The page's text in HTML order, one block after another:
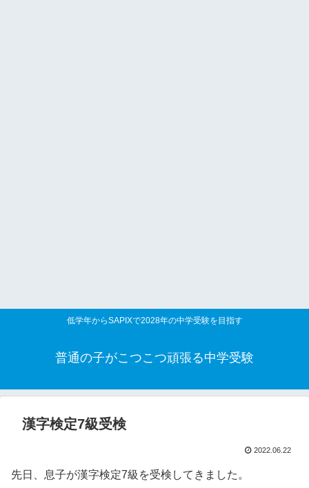
低学年からSAPIXで2028年の中学受験を目指す
普通の子がこつこつ頑張る中学受験
漢字検定7級受検
2022.06.22
先日、息子が漢字検定7級を受検してきました。